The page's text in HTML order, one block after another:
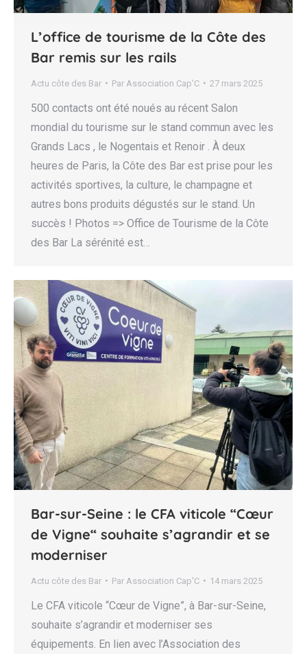
L’office de tourisme de la Côte des
Bar remis sur les rails
Actu côte des Bar Par Association Cap'C 27 mars 2025
500 contacts ont été noués au récent Salon
mondial du tourisme sur le stand commun avec les
Grands Lacs , le Nogentais et Renoir . À deux
heures de Paris, la Côte des Bar est prise pour les
activités sportives, la culture, le champagne et
autres bons produits dégustés sur le stand. Un
succès ! Photos => Office de Tourisme de la Côte
des Bar La sérénité est…
Bar-sur-Seine : le CFA viticole “Cœur
de Vigne“ souhaite s’agrandir et se
moderniser
Actu côte des Bar Par Association Cap'C 14 mars 2025
Le CFA viticole “Cœur de Vigne”, à Bar-sur-Seine,
souhaite s’agrandir et moderniser ses
équipements. En lien avec l’Association des